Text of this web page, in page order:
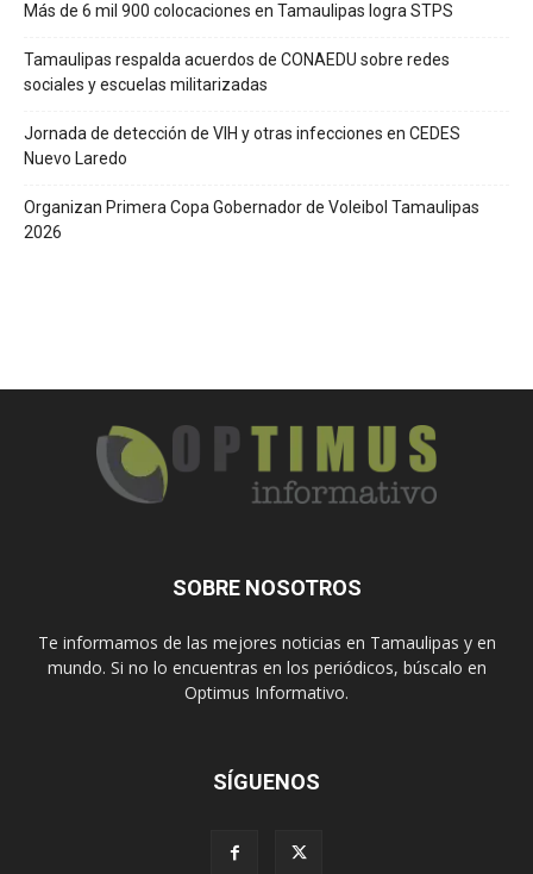
Más de 6 mil 900 colocaciones en Tamaulipas logra STPS
Tamaulipas respalda acuerdos de CONAEDU sobre redes
sociales y escuelas militarizadas
Jornada de detección de VIH y otras infecciones en CEDES
Nuevo Laredo
Organizan Primera Copa Gobernador de Voleibol Tamaulipas
2026
SOBRE NOSOTROS
Te informamos de las mejores noticias en Tamaulipas y en
mundo. Si no lo encuentras en los periódicos, búscalo en
Optimus Informativo.
SÍGUENOS